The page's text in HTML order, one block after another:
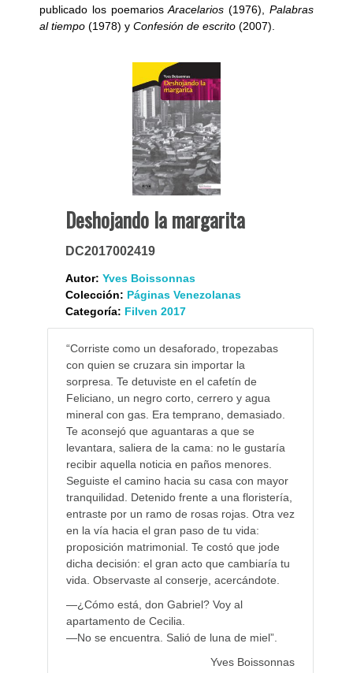
publicado los poemariosAracelarios(1976),
Palabras
al tiempo(1978) y Confesión de escrito(2007).
Deshojando la margarita
DC2017002419
Autor: Yves Boissonnas
Colección: Páginas Venezolanas
Categoría: Filven 2017
“Corriste como un desaforado, tropezabas
con quien se cruzara sin importar la
sorpresa. Te detuviste en el cafetín de
Feliciano, un negro corto, cerrero y agua
mineral con gas. Era temprano, demasiado.
Te aconsejó que aguantaras a que se
levantara, saliera de la cama: no le gustaría
recibir aquella noticia en paños menores.
Seguiste el camino hacia su casa con mayor
tranquilidad. Detenido frente a una floristería,
entraste por un ramo de rosas rojas. Otra vez
en la vía hacia el gran paso de tu vida:
proposición matrimonial. Te costó que jode
dicha decisión: el gran acto que cambiaría tu
vida. Observaste al conserje, acercándote.
—¿Cómo está, don Gabriel? Voy al
apartamento de Cecilia.
—No se encuentra. Salió de luna de miel”.
Yves Boissonnas